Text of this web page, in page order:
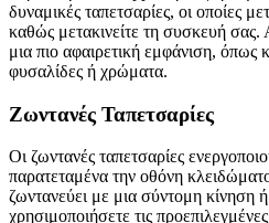
δυναμικές ταπετσαρίες, οι οποίες
καθώς μετακινείτε τη συσκευή σας.
μια πιο αφαιρετική εμφάνιση, όπως
φυσαλίδες ή χρώματα.
Ζωντανές Ταπετσαρίες
Οι ζωντανές ταπετσαρίες
παρατεταμένα την οθόνη
ζωντανεύει με μια σύντομη κίνηση
χρησιμοποιήσετε τις